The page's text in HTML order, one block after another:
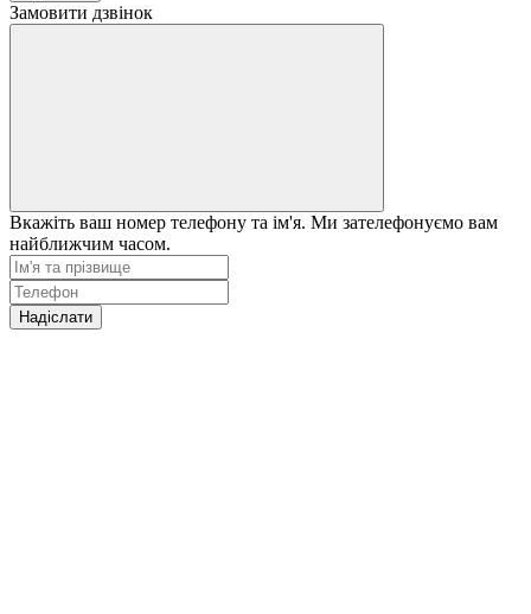
Замовити дзвінок
Вкажіть ваш номер телефону та ім'я. Ми зателефонуємо вам
найближчим часом.
Надіслати